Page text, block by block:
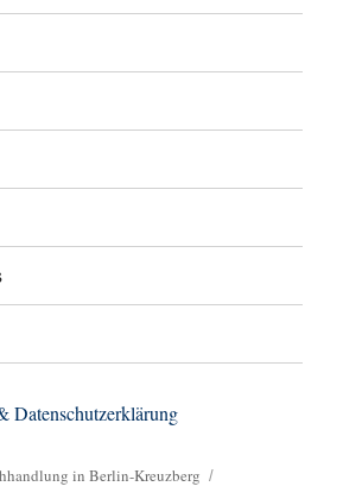
Datenschutzerklärung
in Berlin-Kreuzberg